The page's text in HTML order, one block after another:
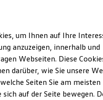
Modelle
um Ihnen auf Ihre
anzuzeigen, innerhalb und
Webseiten. Diese
darüber, wie Sie unsere
Seiten Sie am meisten
sich auf der Seite bewegen.